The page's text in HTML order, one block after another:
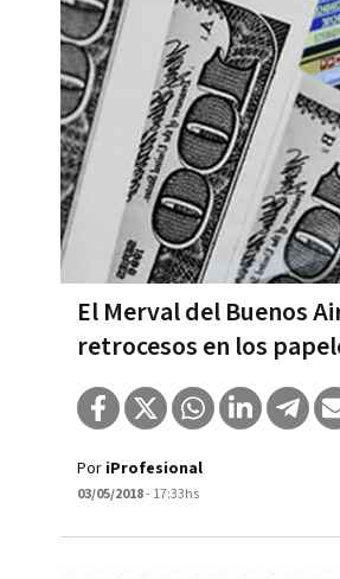
El Merval del Buenos
retrocesos en los
Por iProfesional
03/05/2018- 17:33hs